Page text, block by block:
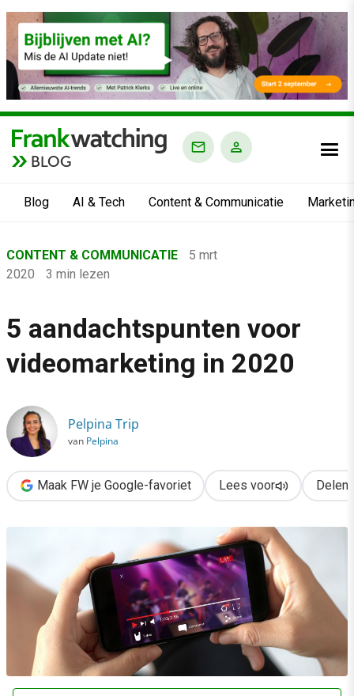
BLOG
Blog AI & Tech Content & Communicatie
›
Content & Communicatie
›
CONTENT & COMMUNICATIE
5 mrt
2020
3 min lezen
5 aandachtspunten voor
videomarketing in 2020
Pelpina Trip
van Pelpina
Maak FW je Google-favoriet Lees voor Delen